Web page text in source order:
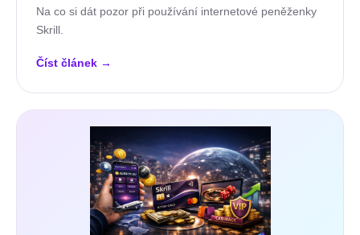
Na co si dát pozor při používání internetové peněženky
Skrill.
Číst článek →